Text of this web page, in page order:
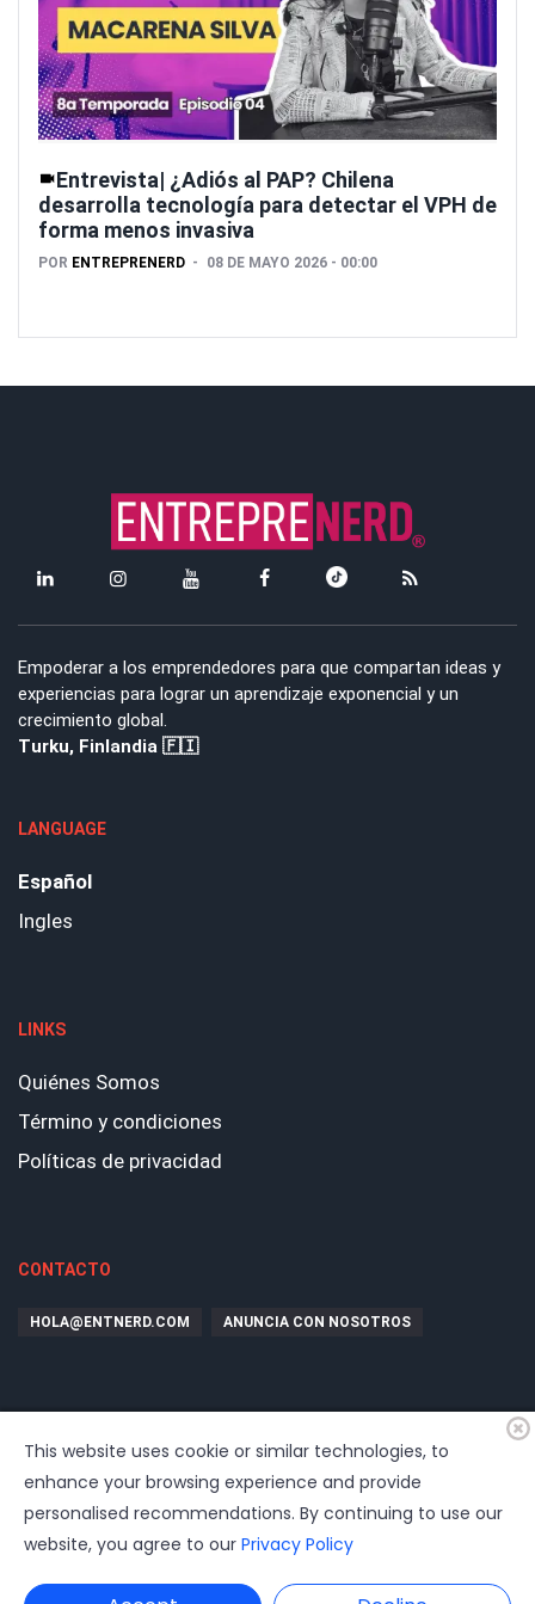
Entrevista| ¿Adiós al PAP? Chilena
desarrolla tecnología para detectar el VPH de
forma menos invasiva
POR ENTREPRENERD 08 DE MAYO 2026 - 00:00
Empoderar a los emprendedores para que compartan ideas y
experiencias para lograr un aprendizaje exponencial y un
crecimiento global.
Turku, Finlandia 🇫🇮
LANGUAGE
Español
Ingles
LINKS
Quiénes Somos
Término y condiciones
Políticas de privacidad
CONTACTO
HOLA@ENTNERD.COM ANUNCIA CON NOSOTROS
www.dast.cl
This website uses cookie or similar technologies, to
enhance your browsing experience and provide
personalised recommendations. By continuing to use our
website, you agree to our Privacy Policy